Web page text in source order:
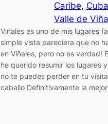
Caribe, Cuba
Valle de
Viñales es uno de mis lugares
simple vista pareciera que no
en Viñales, pero no es verdad!
he querido resumir los lugares
no te puedes perder en tu
caballo Definitivamente la